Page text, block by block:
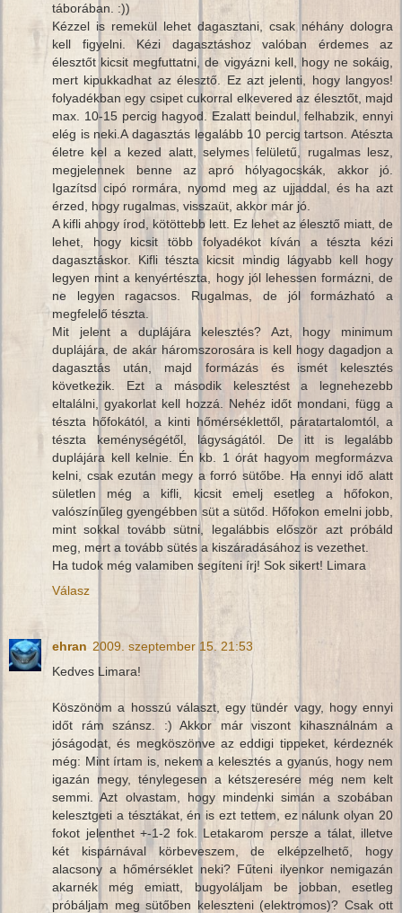
táborában. :))
Kézzel is remekül lehet dagasztani, csak néhány dologra
kell figyelni. Kézi dagasztáshoz valóban érdemes az
élesztőt kicsit megfuttatni, de vigyázni kell, hogy ne sokáig,
mert kipukkadhat az élesztő. Ez azt jelenti, hogy langyos!
folyadékban egy csipet cukorral elkevered az élesztőt, majd
max. 10-15 percig hagyod. Ezalatt beindul, felhabzik, ennyi
elég is neki.A dagasztás legalább 10 percig tartson. Atészta
életre kel a kezed alatt, selymes felületű, rugalmas lesz,
megjelennek benne az apró hólyagocskák, akkor jó.
Igazítsd cipó rormára, nyomd meg az ujjaddal, és ha azt
érzed, hogy rugalmas, visszaüt, akkor már jó.
A kifli ahogy írod, kötöttebb lett. Ez lehet az élesztő miatt, de
lehet, hogy kicsit több folyadékot kíván a tészta kézi
dagasztáskor. Kifli tészta kicsit mindig lágyabb kell hogy
legyen mint a kenyértészta, hogy jól lehessen formázni, de
ne legyen ragacsos. Rugalmas, de jól formázható a
megfelelő tészta.
Mit jelent a duplájára kelesztés? Azt, hogy minimum
duplájára, de akár háromszorosára is kell hogy dagadjon a
dagasztás után, majd formázás és ismét kelesztés
következik. Ezt a második kelesztést a legnehezebb
eltalálni, gyakorlat kell hozzá. Nehéz időt mondani, függ a
tészta hőfokától, a kinti hőmérséklettől, páratartalomtól, a
tészta keménységétől, lágyságától. De itt is legalább
duplájára kell kelnie. Én kb. 1 órát hagyom megformázva
kelni, csak ezután megy a forró sütőbe. Ha ennyi idő alatt
sületlen még a kifli, kicsit emelj esetleg a hőfokon,
valószínűleg gyengébben süt a sütőd. Hőfokon emelni jobb,
mint sokkal tovább sütni, legalábbis először azt próbáld
meg, mert a tovább sütés a kiszáradásához is vezethet.
Ha tudok még valamiben segíteni írj! Sok sikert! Limara
Válasz
ehran 2009. szeptember 15. 21:53
Kedves Limara!
Köszönöm a hosszú választ, egy tündér vagy, hogy ennyi
időt rám szánsz. :) Akkor már viszont kihasználnám a
jóságodat, és megköszönve az eddigi tippeket, kérdeznék
még: Mint írtam is, nekem a kelesztés a gyanús, hogy nem
igazán megy, ténylegesen a kétszeresére még nem kelt
semmi. Azt olvastam, hogy mindenki simán a szobában
kelesztgeti a tésztákat, én is ezt tettem, ez nálunk olyan 20
fokot jelenthet +-1-2 fok. Letakarom persze a tálat, illetve
két kispárnával körbeveszem, de elképzelhető, hogy
alacsony a hőmérséklet neki? Fűteni ilyenkor nemigazán
akarnék még emiatt, bugyoláljam be jobban, esetleg
próbáljam meg sütőben keleszteni (elektromos)? Csak ott